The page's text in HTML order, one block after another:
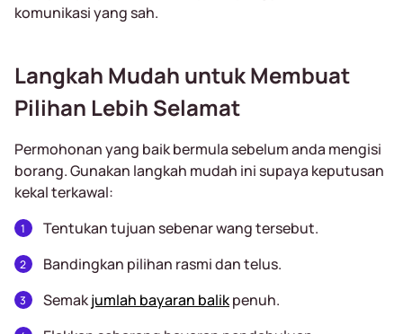
komunikasi yang sah.
Langkah Mudah untuk Membuat
Pilihan Lebih Selamat
Permohonan yang baik bermula sebelum anda mengisi
borang. Gunakan langkah mudah ini supaya keputusan
kekal terkawal:
Tentukan tujuan sebenar wang tersebut.
Bandingkan pilihan rasmi dan telus.
Semakjumlah bayaran balikpenuh.